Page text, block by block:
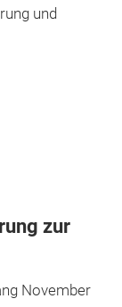
und
zur
November